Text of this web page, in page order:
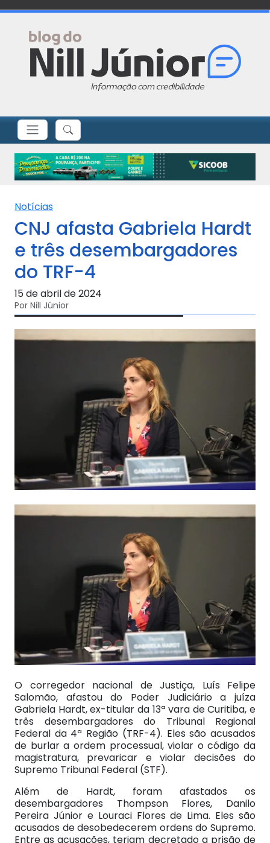
Notícias
CNJ afasta Gabriela Hardt
e três desembargadores
do TRF-4
15 de abril de 2024
Por Nill Júnior
O corregedor nacional de Justiça, Luís Felipe
Salomão, afastou do Poder Judiciário a juíza
Gabriela Hardt, ex-titular da 13ª vara de Curitiba, e
três desembargadores do Tribunal Regional
Federal da 4ª Região (TRF-4). Eles são acusados
de burlar a ordem processual, violar o código da
magistratura, prevaricar e violar decisões do
Supremo Tribunal Federal (STF).
Além de Hardt, foram afastados os
desembargadores Thompson Flores, Danilo
Pereira Júnior e Louraci Flores de Lima. Eles são
acusados de desobedecerem ordens do Supremo.
Entre as acusações, teriam decretado a prisão de